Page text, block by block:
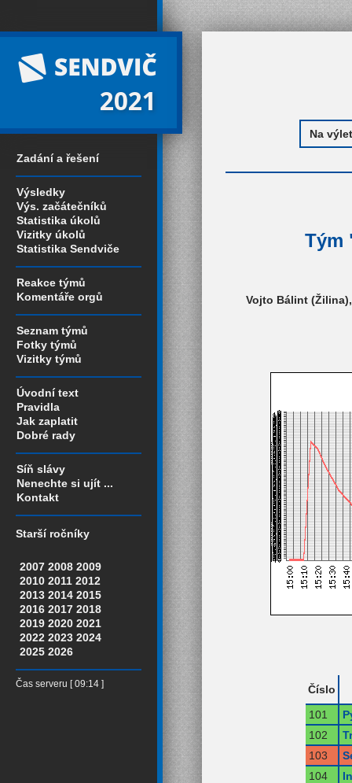
2021
Zadání a řešení
Výsledky
Výs. začátečníků
Statistika úkolů
Vizitky úkolů
Statistika Sendviče
Reakce týmů
Komentáře orgů
Seznam týmů
Fotky týmů
Vizitky týmů
Úvodní text
Pravidla
Jak zaplatit
Dobré rady
Síň slávy
Nenechte si ujít ...
Kontakt
Starší ročníky
2007 2008 2009
2010 2011 2012
2013 2014 2015
2016 2017 2018
2019 2020 2021
2022 2023 2024
2025 2026
Čas serveru [ 09:14 ]
Tým
Vojto Bálint
Číslo
101
102
103
104